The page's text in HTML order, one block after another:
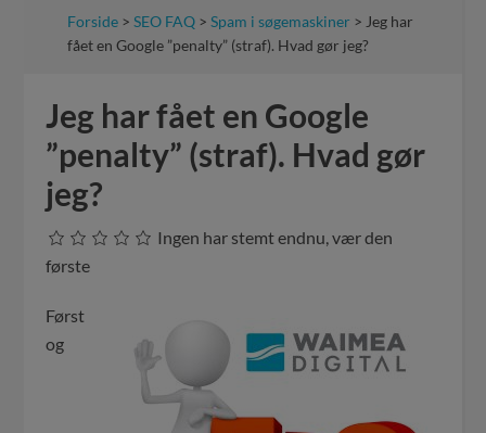
Forside >SEO FAQ >Spam i søgemaskiner > Jeg har
fået en Google ”penalty” (straf). Hvad gør jeg?
Jeg har fået en Google
”penalty” (straf). Hvad gør
jeg?
Ingen har stemt endnu, vær den
første
Først
og